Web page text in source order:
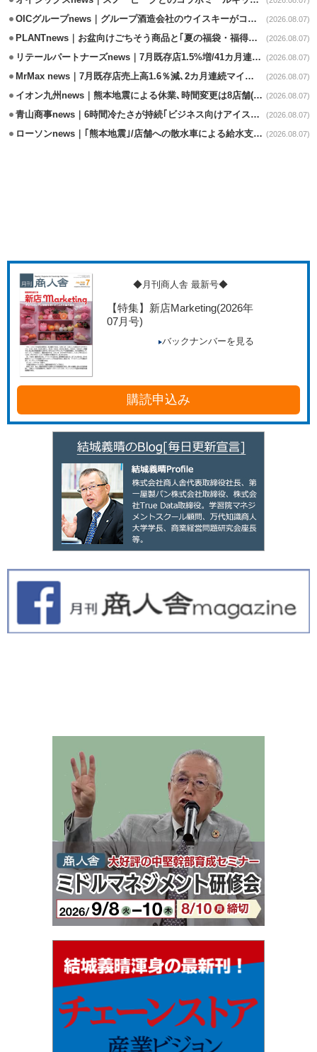
OICグループnews｜グループ酒造会社のウイスキーがコンペティション受賞 (2026.08.07)
PLANTnews｜お盆向けごちそう商品と｢夏の福袋・福得カート｣8/8から開催 (2026.08.07)
リテールパートナーズnews｜7月既存店1.5%増/41カ月連続増 (2026.08.07)
MrMax news｜7月既存店売上高1.6％減､2カ月連続マイナス (2026.08.07)
イオン九州news｜熊本地震による休業､時間変更は8店舗(8/7時点) (2026.08.07)
青山商事news｜6時間冷たさが持続｢ビジネス向けアイスベスト｣発売 (2026.08.07)
ローソンnews｜｢熊本地震｣/店舗への散水車による給水支援を開始 (2026.08.07)
◆月刊商人舎 最新号◆
【特集】新店Marketing(2026年
07月号)
バックナンバーを見る
購読申込み